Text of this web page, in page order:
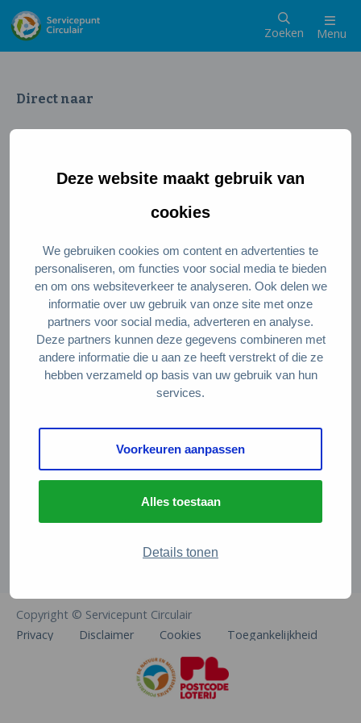
Deze website maakt gebruik van
cookies
We gebruiken cookies om content en advertenties te
personaliseren, om functies voor social media te bieden
en om ons websiteverkeer te analyseren. Ook delen we
informatie over uw gebruik van onze site met onze
partners voor social media, adverteren en analyse.
Deze partners kunnen deze gegevens combineren met
andere informatie die u aan ze heeft verstrekt of die ze
hebben verzameld op basis van uw gebruik van hun
services.
Voorkeuren aanpassen
Alles toestaan
Details tonen
Zoeken Menu
Direct naar
Wat is een circulaire samenleving
Meedoen als ondernemer
Circulaire producten en diensten
Wie zijn wij?
Over ons
Stel je vraag
Servicepunt Team
Veelgestelde vragen
De Natuur en Milieufederaties
Arthur van Schendelstraat 600
info@natuurenmilieufederaties.nl
Copyright © Servicepunt Circulair
Privacy
Disclaimer Cookies Toegankelijkheid